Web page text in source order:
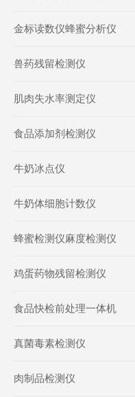
金标读数仪蜂蜜分析仪
兽药残留检测仪
肌肉失水率测定仪
食品添加剂检测仪
牛奶冰点仪
牛奶体细胞计数仪
蜂蜜检测仪麻度检测仪
鸡蛋药物残留检测仪
食品快检前处理一体机
真菌毒素检测仪
肉制品检测仪